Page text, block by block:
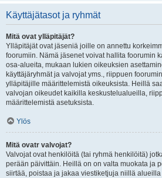
Käyttäjätasot ja ryhmät
Mitä ovat ylläpitäjät?
Ylläpitäjät ovat jäseniä joille on annettu
foorumiin. Nämä jäsenet voivat hallita foorumin
osa-alueita, mukaan lukien oikeuksien
käyttäjäryhmät ja valvojat yms., riippuen
ylläpitäjille määrittelemistä oikeuksista. Heillä
valvojan oikeudet kaikilla keskustelualueilla,
määrittelemistä asetuksista.
Ylös
Mitä ovatr valvojat?
Valvojat ovat henkilöitä (tai ryhmä henkilöitä)
perään päivittäin. Heillä on on valta muokata ja
siirtää, poistaa ja jakaa viestiketjuja niillä